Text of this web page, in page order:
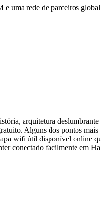
uma rede de parceiros
arquitetura
Alguns dos pontos
wifi útil disponível online
conectado facilmente em